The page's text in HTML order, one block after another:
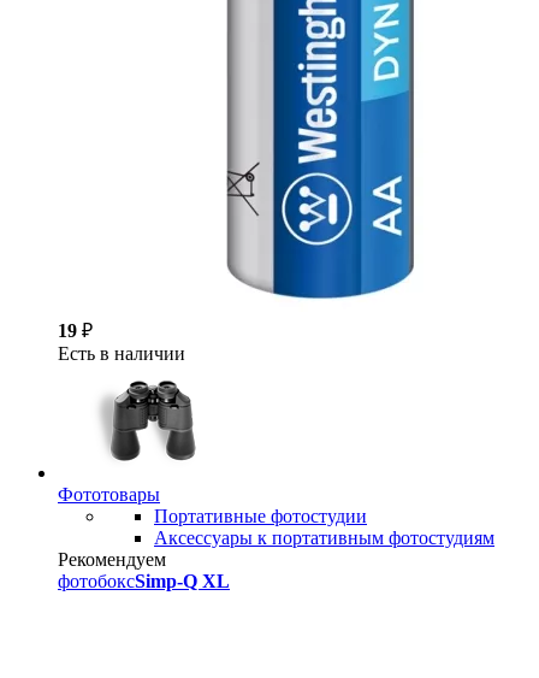
19 ₽
Есть в наличии
Фототовары
Портативные фотостудии
Аксессуары к портативным фотостудиям
Рекомендуем
фотобоксSimp-Q XL